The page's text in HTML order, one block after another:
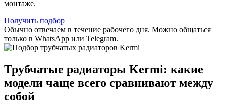
монтаже.
Получить подбор
Обычно отвечаем в течение рабочего дня. Можно общаться
только в WhatsApp или Telegram.
Трубчатые радиаторы Kermi: какие
модели чаще всего сравнивают между
собой